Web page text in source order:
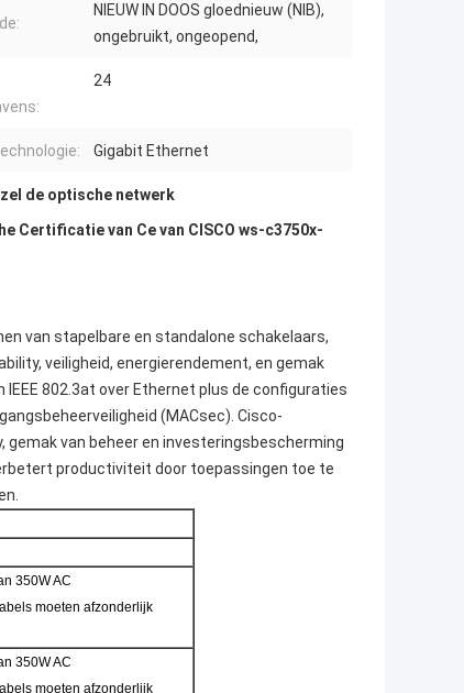
NIEUW IN DOOS gloednieuw (NIB),
ongebruikt, ongeopend,
24
Gigabit Ethernet
de optische netwerk
Certificatie van Ce van CISCO ws-c3750x-
van stapelbare en standalone schakelaars,
veiligheid, energierendement, en gemak
802.3at over Ethernet plus de configuraties
(MACsec). Cisco-
van beheer en investeringsbescherming
productiviteit door toepassingen toe te
350W AC
moeten afzonderlijk
350W AC
moeten afzonderlijk